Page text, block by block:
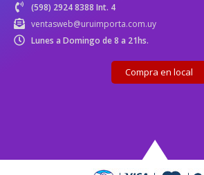
(598) 2924 8388 Int. 4
ventasweb@uruimporta.com.uy
Lunes a Domingo de 8 a 21hs.
Compra en local